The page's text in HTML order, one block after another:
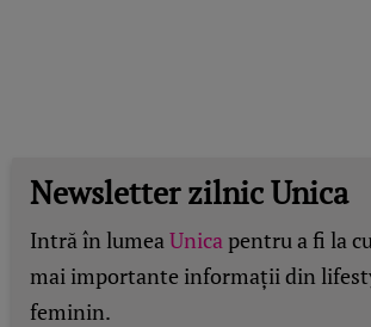
Newsletter zilnic Unica
Intră în lumeaUnicapentru a fi la
mai importante informații din
feminin.